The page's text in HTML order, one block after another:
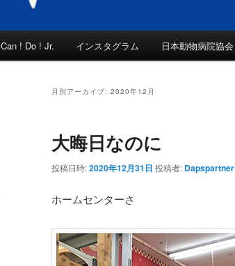
Can ! Do ! Jr. インスタグラム 日本動物病院協会
月別アーカイブ: 2020年12月
大晦日なのに
投稿日時:2020年12月31日 投稿者: Dapspartner
ホームセンターさ